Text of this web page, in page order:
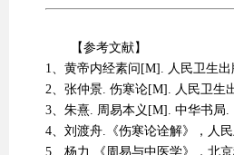
【参考文献】
1、黄帝内经素问[M]. 人民卫生出
2、张仲景. 伤寒论[M]. 人民卫生
3、朱熹. 周易本义[M]. 中华书局.
4、刘渡舟.《伤寒论诠解》，人
5、杨力.《周易与中医学》，北